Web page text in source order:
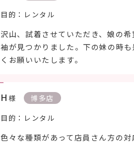
目的：レンタル
沢山、試着させていただき、娘の
袖が見つかりました。下の妹の時も
くお願いいたします。
H 様
博多店
目的：レンタル
色々な種類があって店員さん方の対